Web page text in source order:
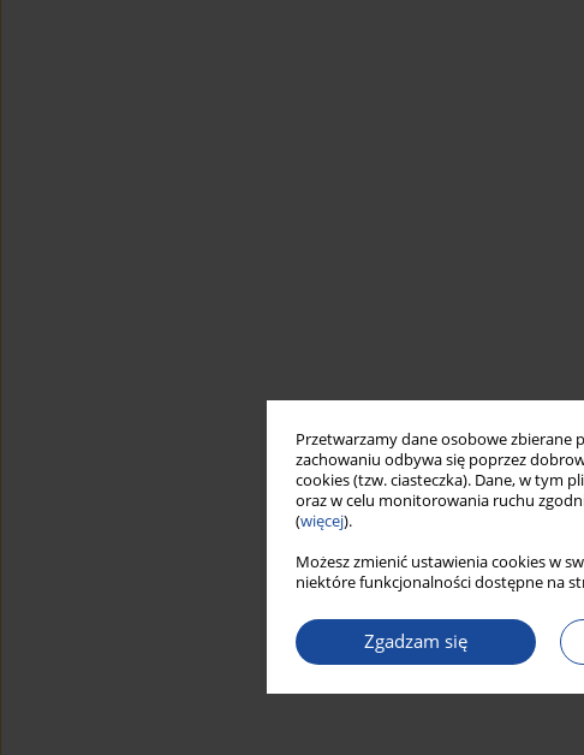
Przetwarzamy dane osobowe zbierane
zachowaniu odbywa się poprzez
cookies (tzw. ciasteczka). Dane, w tym
oraz w celu monitorowania ruchu
(więcej).
Możesz zmienić ustawienia cookies w
niektóre funkcjonalności dostępne na
Zgadzam się